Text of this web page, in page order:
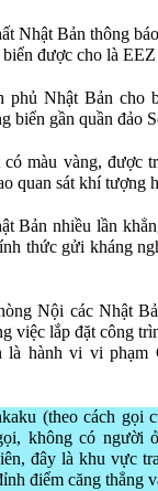
Nhật Bản thông
được cho là
Nhật Bản cho
biển gần quần đảo
có màu vàng, được
quan sát khí tượng
Bản nhiều lần
thức gửi kháng
Nội các Nhật
việc lắp đặt công
là hành vi vi
(theo cách
không có người
đây là khu vực
điểm căng thẳng